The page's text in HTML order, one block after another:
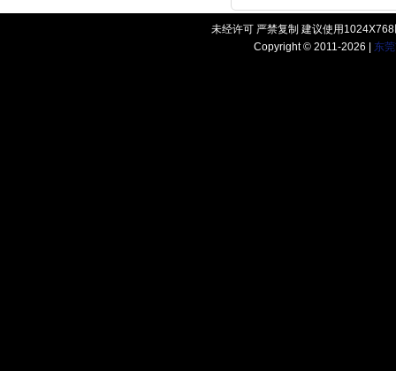
未经许可 严禁复制 建议使用
Copyright © 2011-2026 | 东